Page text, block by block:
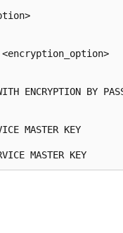
ENCRYPTION BY
MASTER KEY